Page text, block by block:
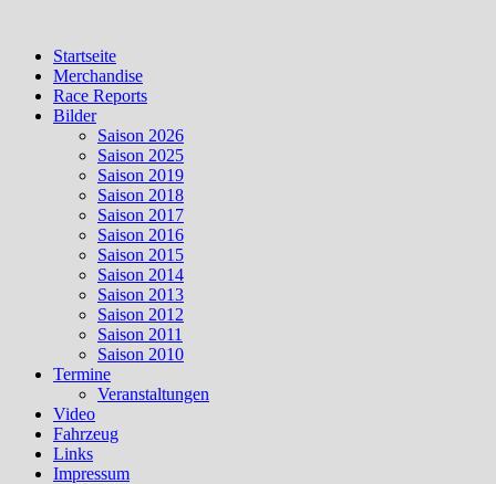
contentStartseite
Merchandise
Race Reports
Bilder
Saison 2026
Saison 2025
Saison 2019
Saison 2018
Saison 2017
Saison 2016
Saison 2015
Saison 2014
Saison 2013
Saison 2012
Saison 2011
Saison 2010
Termine
Veranstaltungen
Video
Fahrzeug
Links
Impressum